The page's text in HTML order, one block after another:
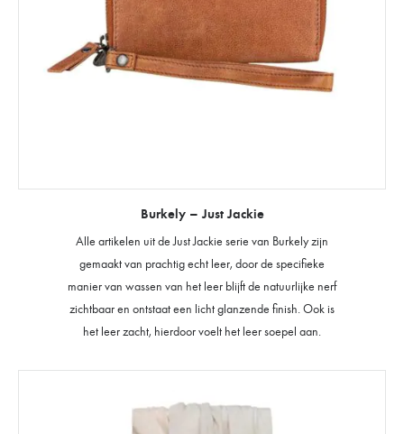
Burkely – Just Jackie
Alle artikelen uit de Just Jackie serie van Burkely zijn
gemaakt van prachtig echt leer, door de specifieke
manier van wassen van het leer blijft de natuurlijke nerf
zichtbaar en ontstaat een licht glanzende finish. Ook is
het leer zacht, hierdoor voelt het leer soepel aan.